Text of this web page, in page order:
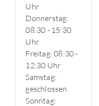
Uhr
Donnerstag:
08:30 - 15:30
Uhr
Freitag: 08:30 -
12:30 Uhr
Samstag:
geschlossen
Sonntag: